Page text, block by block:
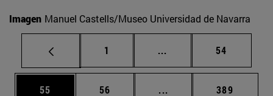
Imagen Manuel Castells/Museo Universidad de Navarra
Página
1 ... Páginas intermedias
Página
54
Página
55 Página
56 ... Páginas intermedias
Página
389